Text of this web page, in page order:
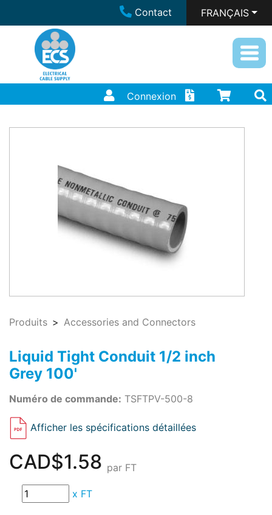
Contact FRANÇAIS
Connexion
Produits Accessories and Connectors
Liquid Tight Conduit 1/2 inch
Grey 100'
Numéro de commande: TSFTPV-500-8
Afficher les spécifications détaillées
CAD$1.58 par FT
x FT